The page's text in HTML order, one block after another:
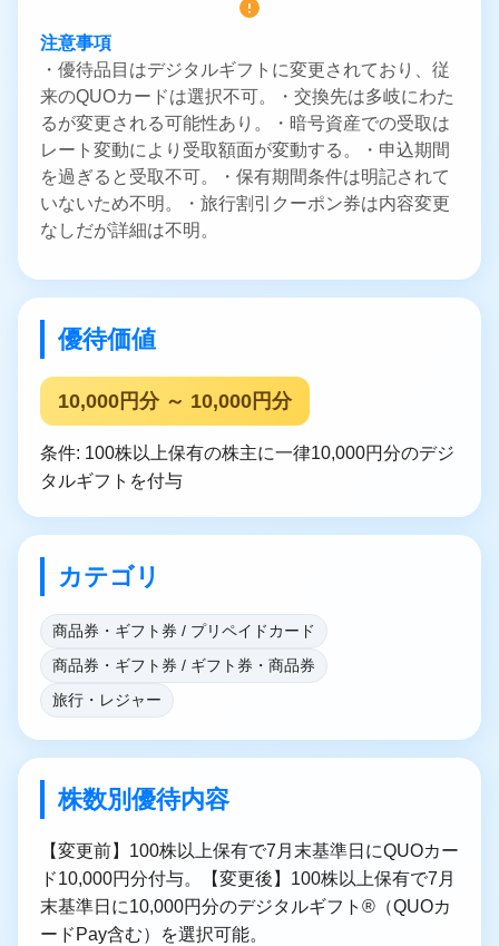
注意事項
・優待品目はデジタルギフトに変更されており、従
来のQUOカードは選択不可。・交換先は多岐にわた
るが変更される可能性あり。・暗号資産での受取は
レート変動により受取額面が変動する。・申込期間
を過ぎると受取不可。・保有期間条件は明記されて
いないため不明。・旅行割引クーポン券は内容変更
なしだが詳細は不明。
優待価値
10,000円分 ～ 10,000円分
条件: 100株以上保有の株主に一律10,000円分のデジ
タルギフトを付与
カテゴリ
商品券・ギフト券 / プリペイドカード
商品券・ギフト券 / ギフト券・商品券
旅行・レジャー
株数別優待内容
【変更前】100株以上保有で7月末基準日にQUOカー
ド10,000円分付与。【変更後】100株以上保有で7月
末基準日に10,000円分のデジタルギフト®（QUOカ
ードPay含む）を選択可能。